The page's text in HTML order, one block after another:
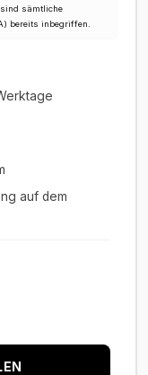
sämtliche
bereits inbegriffen.
auf dem